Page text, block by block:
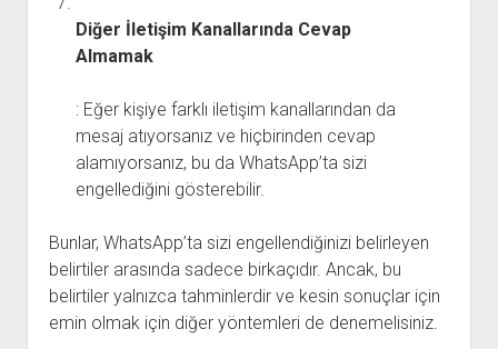
Diğer İletişim Kanallarında Cevap
Almamak
: Eğer kişiye farklı iletişim kanallarından da
mesaj atıyorsanız ve hiçbirinden cevap
alamıyorsanız, bu da WhatsApp’ta sizi
engellediğini gösterebilir.
Bunlar, WhatsApp’ta sizi engellendiğinizi belirleyen
belirtiler arasında sadece birkaçıdır. Ancak, bu
belirtiler yalnızca tahminlerdir ve kesin sonuçlar için
emin olmak için diğer yöntemleri de denemelisiniz.